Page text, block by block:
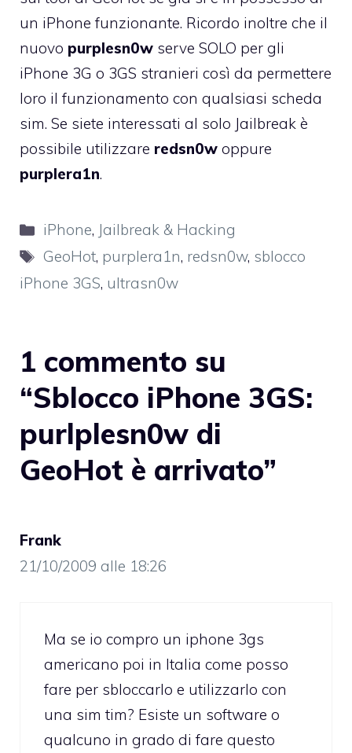
un iPhone funzionante. Ricordo inoltre che il
nuovo purplesn0w serve SOLO per gli
iPhone 3G o 3GS stranieri così da permettere
loro il funzionamento con qualsiasi scheda
sim. Se siete interessati al solo Jailbreak è
possibile utilizzare redsn0w oppure
purplera1n.
Categorie
iPhone, Jailbreak & Hacking
Tag
GeoHot, purplera1n, redsn0w, sblocco
iPhone 3GS, ultrasn0w
1 commento su
“Sblocco iPhone 3GS:
purlplesn0w di
GeoHot è arrivato”
Frank
21/10/2009 alle 18:26
Ma se io compro un iphone 3gs
americano poi in Italia come posso
fare per sbloccarlo e utilizzarlo con
una sim tim? Esiste un software o
qualcuno in grado di fare questo